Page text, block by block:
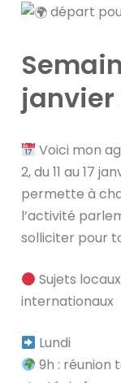
départ
janvier
Voici mon
2, du 11 au 17
permette à
l’activité
solliciter pour
Sujets locaux
internationaux
Lundi
9h : réunion